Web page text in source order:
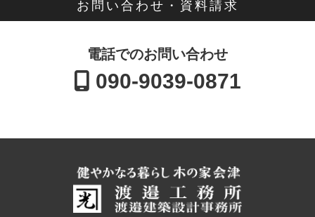
お問い合わせ・資料請求
電話でのお問い合わせ
090-9039-0871